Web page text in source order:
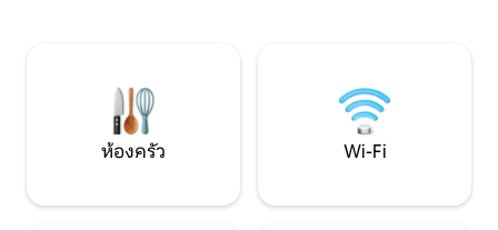
ค้าบาร์และร้านอาหาร 15 กม. ไปยังชายหาด
ห้องครัว Wi-Fi